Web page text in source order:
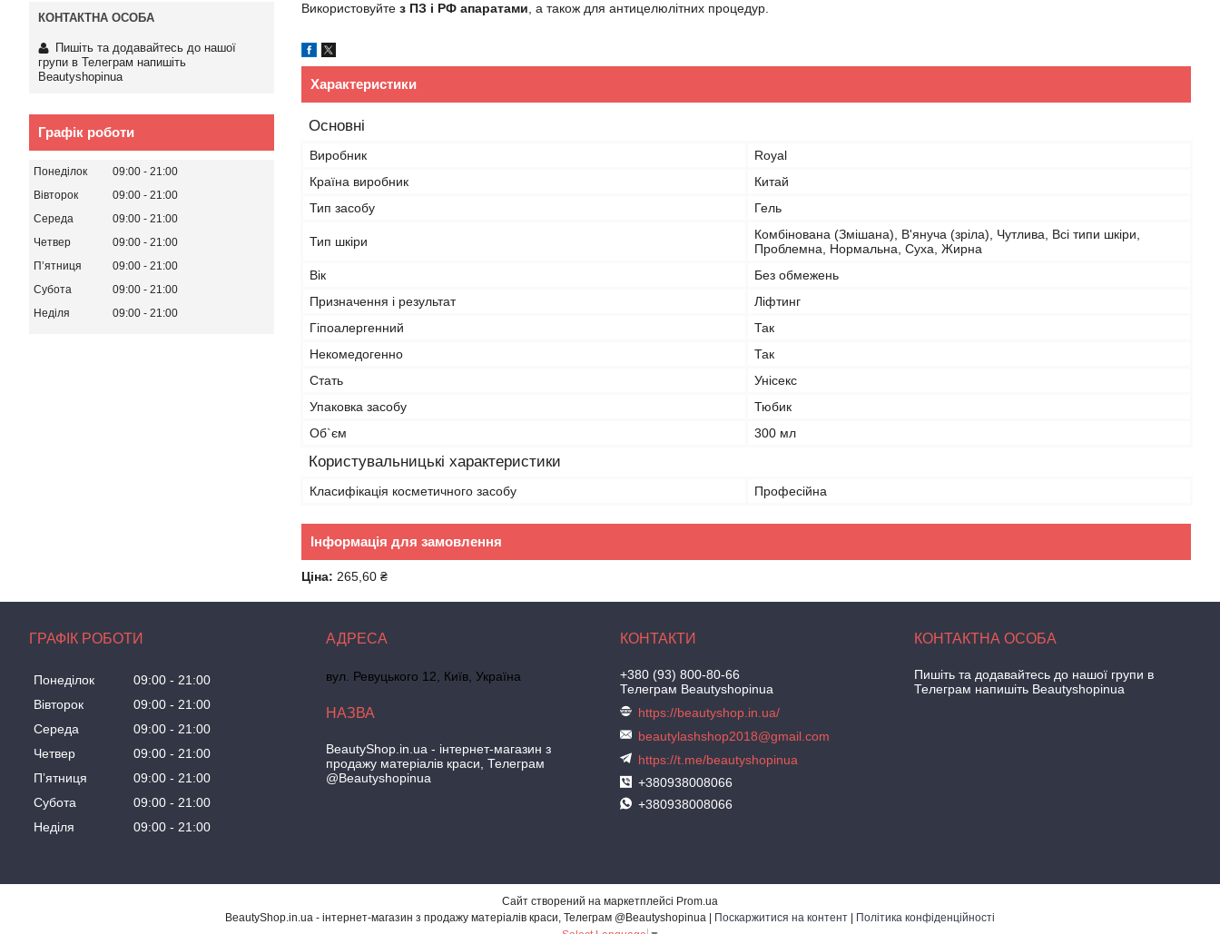
Використовуйте з ПЗ і РФ апаратами , а також для антицелюлітних процедур.
Характеристики
Основні
Виробник
Royal
Країна виробник
Китай
Тип засобу
Гель
Тип шкіри
Комбінована (Змішана), В'януча (зріла), Чутлива, Всі типи шкіри,
Проблемна, Нормальна, Суха, Жирна
Вік
Без обмежень
Призначення і результат
Ліфтинг
Гіпоалергенний
Так
Некомедогенно
Так
Стать
Унісекс
Упаковка засобу
Тюбик
Об`єм
300 мл
Користувальницькі характеристики
Класифікація косметичного засобу Професійна
Інформація для замовлення
Ціна: 265,60 ₴
Пишіть та додавайтесь до нашої
групи в Телеграм напишіть
Beautyshopinua
Графік роботи
Понеділок 09:00
21:00
Вівторок
09:00
21:00
Середа
09:00
21:00
Четвер
09:00
21:00
Пʼятниця
09:00
21:00
Субота
09:00
21:00
Неділя
09:00 21:00
ГРАФІК РОБОТИ
Понеділок 09:00
21:00
Вівторок
09:00
21:00
Середа
09:00
21:00
Четвер
09:00
21:00
Пʼятниця
09:00
21:00
Субота
09:00
21:00
Неділя
09:00 21:00
вул. Ревуцького 12, Київ, Україна
BeautyShop.in.ua - інтернет-магазин з
продажу матеріалів краси, Телеграм
@Beautyshopinua
+380 (93) 800-80-66
Телеграм Beautyshopinua
https://beautyshop.in.ua/
beautylashshop2018@gmail.com
https://t.me/beautyshopinua
+380938008066
+380938008066
Пишіть та додавайтесь до нашої групи в
Телеграм напишіть Beautyshopinua
Сайт створений на маркетплейсі Prom.ua
Поскаржитися на контент
Політика конфіденційності